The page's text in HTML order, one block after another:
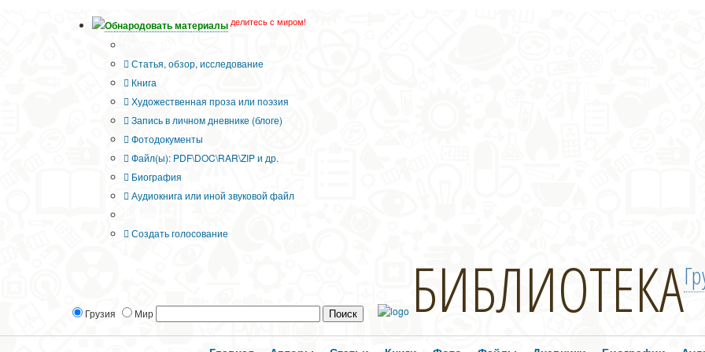
Обнародовать материалы делитесь с миром!
Статья, обзор, исследование
Книга
Художественная проза или поэзия
Запись в личном дневнике (блоге)
Фотодокументы
Файл(ы): PDF\DOC\RAR\ZIP и др.
Биография
Аудиокнига или иной звуковой файл
Создать голосование
Грузия Мир БИБЛИОТЕКА